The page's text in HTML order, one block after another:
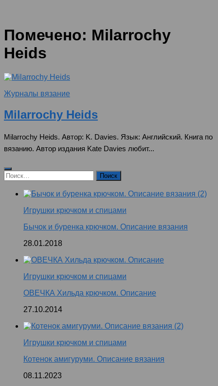
Помечено: Milarrochy
Heids
Журналы вязание
Milarrochy Heids
Milarrochy Heids. Автор: K. Davies. Язык: Английский. Книга по
вязанию. Автор издания Kate Davies любит...
Найти:
Игрушки крючком и спицами
Бычок и буренка крючком. Описание вязания
28.01.2018
Игрушки крючком и спицами
ОВЕЧКА Хильда крючком. Описание
27.10.2014
Игрушки крючком и спицами
Котенок амигуруми. Описание вязания
08.11.2023